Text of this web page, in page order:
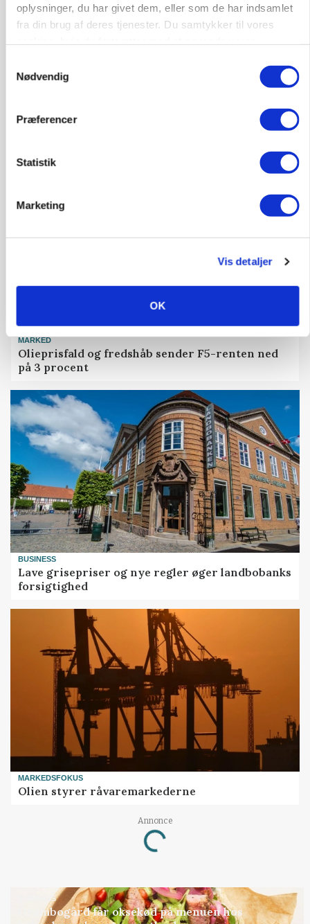
oplysninger, du har givet dem, eller som de har indsamlet
fra din brug af deres tjenester. Du samtykker til vores
Nødvendig
Præferencer
Statistik
Marketing
Vis detaljer
OK
skal vurderes bredere
LEDER
Befriende, at topredaktør erkender, hun er
MARKED
Olieprisfald og fredshåb sender F5-renten ned
på 3 procent
BUSINESS
Lave grisepriser og nye regler øger landbobanks
forsigtighed
MARKEDSFOKUS
Olien styrer råvaremarkederne
Annonce
Loading...
BUSINESS
Grambogård får oksekød på menuen hos